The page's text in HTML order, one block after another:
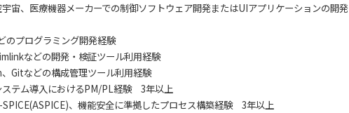
宇宙、医療機器メーカーでの制御ソフトウェア開発またはUIアプリケーションの開発
のプログラミング開発経験
などの開発・検証ツール利用経験
Gitなどの構成管理ツール利用経験
ステム導入におけるPM/PL経験 3年以上
、機能安全に準拠したプロセス構築経験 3年以上